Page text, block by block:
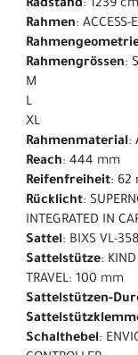
Radstand: 1239 cm
Rahmen:
Rahmengrössen: S
M
L
XL
Rahmenmaterial:
Reach: 444 mm
Reifenfreiheit: 62
Rücklicht:
INTEGRATED IN
Sattel: BIXS VL-
Sattelstütze:
TRAVEL: 100 mm
Sattelstützen-
Schalthebel: